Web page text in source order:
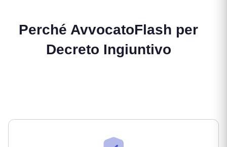
Perché AvvocatoFlash per
Decreto Ingiuntivo